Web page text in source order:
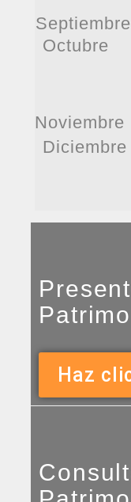
Septiembre
Octubre
Noviembre
Diciembre
Haz